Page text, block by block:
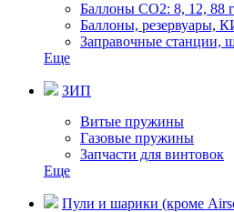
Баллоны СО2: 8, 12, 88 г
Баллоны, резервуары,
Заправочные станции,
Еще
ЗИП
Витые пружины
Газовые пружины
Запчасти для винтовок
Еще
Пули и шарики (кроме